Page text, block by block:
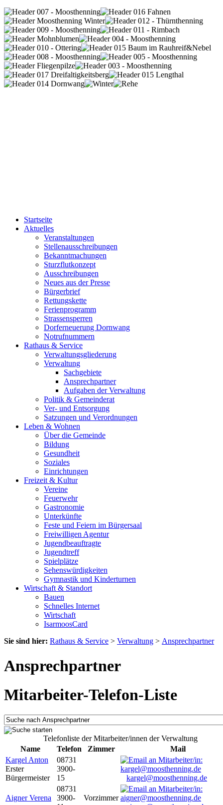
Startseite
Aktuelles
Veranstaltungen
Stellenausschreibungen
Bekanntmachungen
Sturzflutkonzept
Ausschreibungen
Neues aus der Presse
Bürgerbrief
Rettungskette
Ferienprogramm
Strassensperren
Dorferneuerung Dornwang
Notrufnummern
Rathaus & Service
Verwaltungsgliederung
Verwaltung
Sachgebiete
Ansprechpartner
Aufgaben der Verwaltung
Politik & Gemeinderat
Ver- und Entsorgung
Satzungen und Verordnungen
Leben & Wohnen
Über die Gemeinde
Bildung
Gesundheit
Soziales
Einrichtungen
Freizeit & Kultur
Vereine
Feuerwehr
Gastronomie
Unterkünfte
Feste und Feiern im Bürgersaal
Freiwilligen Agentur
Jugendbeauftragte
Jugendtreff
Spielplätze
Sehenswürdigkeiten
Gymnastik und Kinderturnen
Wirtschaft & Standort
Bauen
Schnelles Internet
Wirtschaft
IsarmoosCard
Sie sind hier: Rathaus & Service > Verwaltung > Ansprechpartner
Ansprechpartner
Mitarbeiter-Telefon-Liste
Telefonliste der Mitarbeiter/innen der Verwaltung
Name
Telefon Zimmer
Mail
Kargel Anton
Erster
Bürgermeister
08731
3900-
15
kargel@moosthenning.de
Aigner Verena
08731
3900-
Vorzimmer